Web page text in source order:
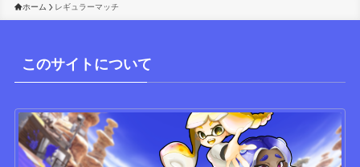
ホーム レギュラーマッチ
このサイトについて